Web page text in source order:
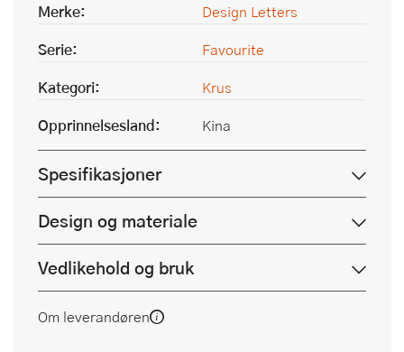
Merke:
Design Letters
Serie:
Favourite
Kategori:
Krus
Opprinnelsesland:
Kina
Spesifikasjoner
Design og materiale
Vedlikehold og bruk
Om leverandøren